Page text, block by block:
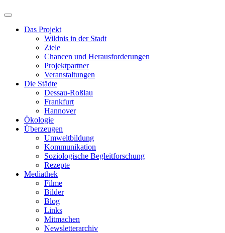
Das Projekt
Wildnis in der Stadt
Ziele
Chancen und Herausforderungen
Projektpartner
Veranstaltungen
Die Städte
Dessau-Roßlau
Frankfurt
Hannover
Ökologie
Überzeugen
Umweltbildung
Kommunikation
Soziologische Begleitforschung
Rezepte
Mediathek
Filme
Bilder
Blog
Links
Mitmachen
Newsletterarchiv